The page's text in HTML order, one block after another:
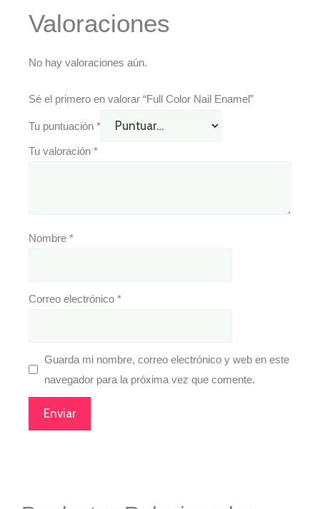
Valoraciones
No hay valoraciones aún.
Sé el primero en valorar “Full Color Nail Enamel”
Tu puntuación *
Tu valoración *
Nombre *
Correo electrónico *
Guarda mi nombre, correo electrónico y web en este
navegador para la próxima vez que comente.